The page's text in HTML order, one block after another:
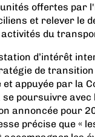
offertes par
et relever le
du
d’intérêt
de
et appuyée par la
se poursuivre avec
annoncée pour
précise que «